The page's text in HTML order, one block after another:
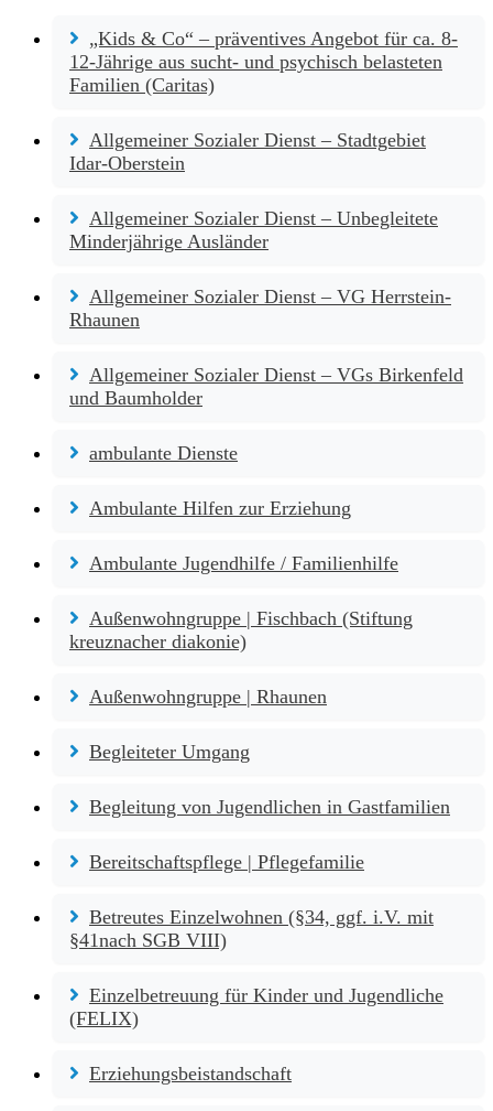
„Kids & Co“ – präventives Angebot für ca. 8-
12-Jährige aus sucht- und psychisch belasteten
Familien (Caritas)
Allgemeiner Sozialer Dienst – Stadtgebiet
Idar-Oberstein
Allgemeiner Sozialer Dienst – Unbegleitete
Minderjährige Ausländer
Allgemeiner Sozialer Dienst – VG Herrstein-
Rhaunen
Allgemeiner Sozialer Dienst – VGs Birkenfeld
und Baumholder
ambulante Dienste
Ambulante Hilfen zur Erziehung
Ambulante Jugendhilfe / Familienhilfe
Außenwohngruppe | Fischbach (Stiftung
kreuznacher diakonie)
Außenwohngruppe | Rhaunen
Begleiteter Umgang
Begleitung von Jugendlichen in Gastfamilien
Bereitschaftspflege | Pflegefamilie
Betreutes Einzelwohnen (§34, ggf. i.V. mit
§41nach SGB VIII)
Einzelbetreuung für Kinder und Jugendliche
(FELIX)
Erziehungsbeistandschaft